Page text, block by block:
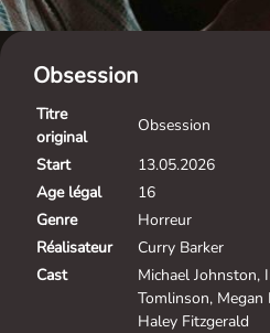
Obsession
Titre
original
Obsession
Start
13.05.2026
Age légal
16
Genre
Horreur
Réalisateur
Curry Barker
Cast
Michael Johnston,
Tomlinson,
Haley Fitzgerald